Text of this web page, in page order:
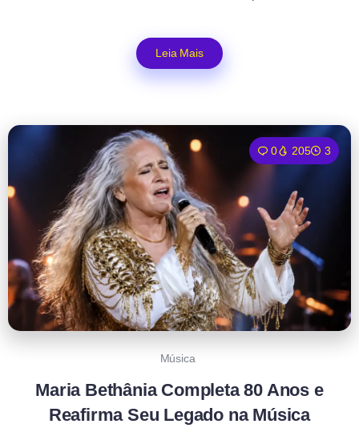
Leia Mais
0 205 3
Música
Maria Bethânia Completa 80 Anos e
Reafirma Seu Legado na Música